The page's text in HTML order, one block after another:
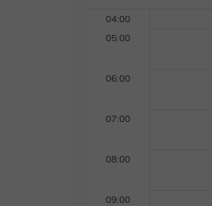
mi inglés. Cuando no
jugar en línea con
04:00
05:00
06:00
07:00
08:00
09:00